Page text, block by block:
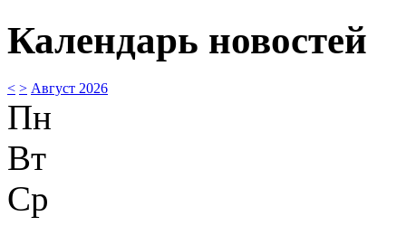
Календарь новостей
< > Август 2026
Пн
Вт
Ср